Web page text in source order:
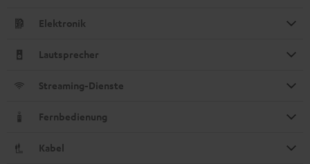
Elektronik
Lautsprecher
Streaming-Dienste
Fernbedienung
Kabel